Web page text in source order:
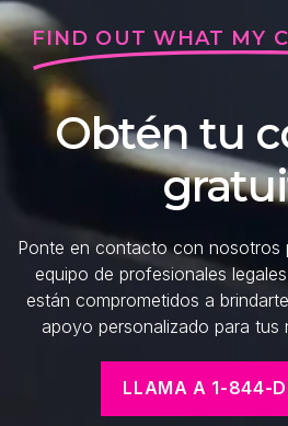
FIND OUT WHAT MY
Obtén tu
Ponte en contacto con nosotros
equipo de profesionales
están comprometidos a
apoyo personalizado para tus
LLAMA A 1-844-